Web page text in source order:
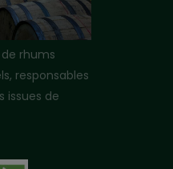
de rhums
responsables
issues de